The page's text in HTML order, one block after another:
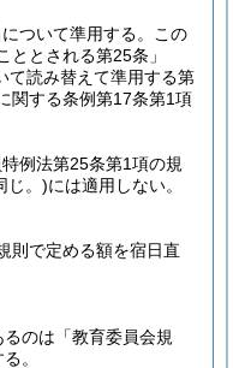
ついて準用する。
この
とされる第25条」
て読み替えて準用する第
関する条例第17条第1項
例法第25条第1項の規
じ。)には適用しない。
則で定める額を宿日直
のは「教育委員会規
。